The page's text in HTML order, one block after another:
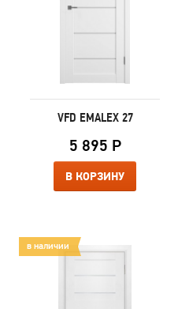
VFD EMALEX 27
5 895 Р
В КОРЗИНУ
в наличии